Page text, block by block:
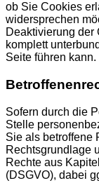
ob Sie Cookies
widersprechen
Deaktivierung der
komplett
Seite führen kann.
Sofern durch die
Stelle
Sie als betroffene
Rechtsgrundlage
Rechte aus
(DSGVO), dabei